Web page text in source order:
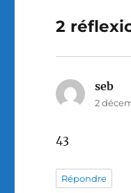
2
seb
2
43
Répondre